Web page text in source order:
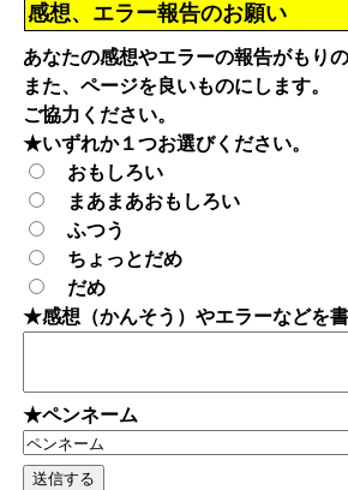
感想、エラー報告のお願い
あなたの感想やエラーの報告がもり
また、ページを良いものにします。
ご協力ください。
★いずれか１つお選びください。
おもしろい
まあまあおもしろい
ふつう
ちょっとだめ
だめ
★感想（かんそう）やエラーなどを書
★ペンネーム